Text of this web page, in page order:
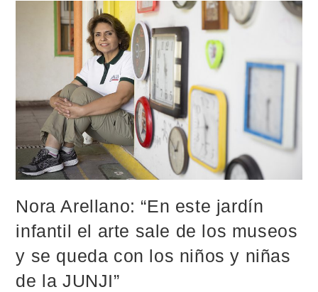
Nora Arellano: “En este jardín
infantil el arte sale de los museos
y se queda con los niños y niñas
de la JUNJI”